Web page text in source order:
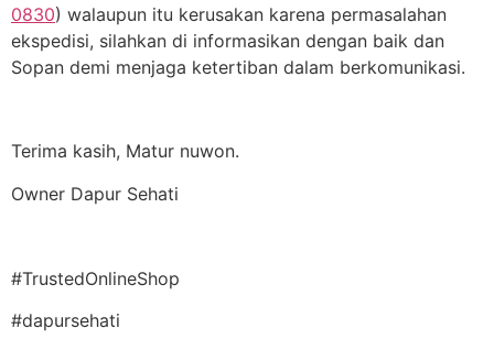
0830) walaupun itu kerusakan karena permasalahan
ekspedisi, silahkan di informasikan dengan baik dan
Sopan demi menjaga ketertiban dalam berkomunikasi.
Terima kasih, Matur nuwon.
Owner Dapur Sehati
#TrustedOnlineShop
#dapursehati